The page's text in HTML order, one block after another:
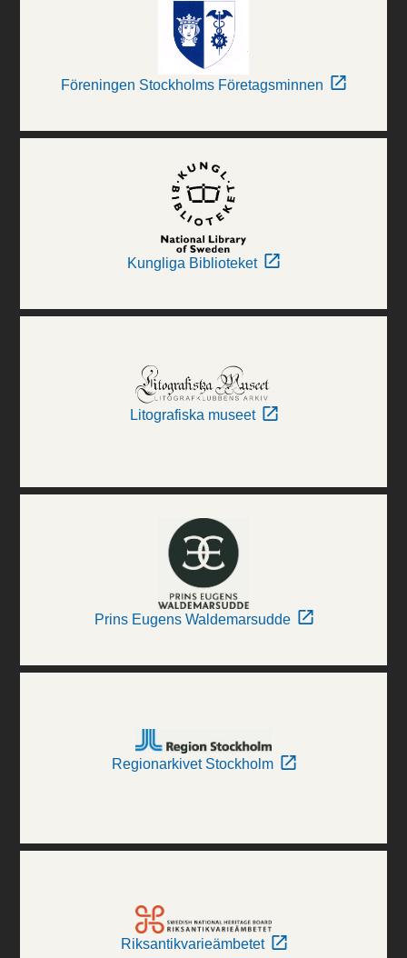
Föreningen Stockholms Företagsminnen
Kungliga Biblioteket
Litografiska museet
Prins Eugens Waldemarsudde
Regionarkivet Stockholm
Riksantikvarieämbetet